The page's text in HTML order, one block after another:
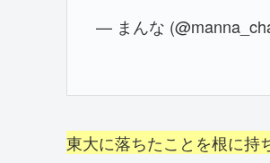
— まんな
東大に落ちたことを根に持